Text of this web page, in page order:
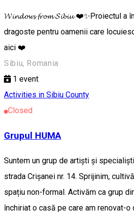
𝓦𝓲𝓷𝓭𝓸𝔀𝓼 𝓯𝓻𝓸𝓶 𝓢𝓲𝓫𝓲𝓾 ❤️✨Proiectul a
dragoste pentru oamenii care
aici ❤️
Sibiu, Romania
1 event
Activities in Sibiu County
Closed
Grupul HUMA
Suntem un grup de artiști și
strada Crișanei nr. 14. Sprijinim,
spațiu non-formal. Activăm ca grup
închiriat o casă pe care am renovat-